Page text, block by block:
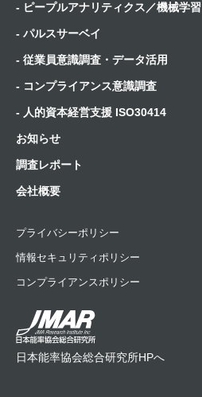
- ピープルアナリティクス／機械学習
- パルスサーベイ
- 従業員意識調査・データ活用
- コンプライアンス意識調査
- 人的資本経営支援 ISO30414
お知らせ
調査レポート
会社概要
プライバシーポリシー
情報セキュリティポリシー
コンプライアンスポリシー
日本能率協会総合研究所HPへ